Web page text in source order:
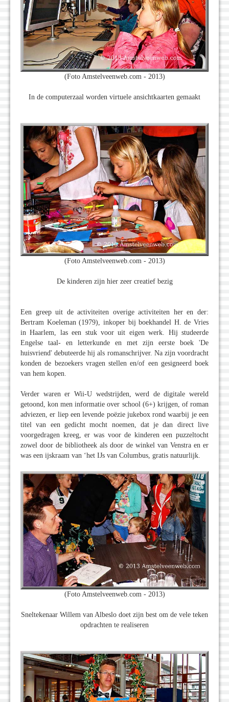
(Foto Amstelveenweb.com - 2013)
In de computerzaal worden virtuele ansichtkaarten gemaakt
(Foto Amstelveenweb.com - 2013)
De kinderen zijn hier zeer creatief bezig
Een greep uit de activiteiten overige activiteiten her en der:
Bertram Koeleman (1979), inkoper bij boekhandel H. de Vries
in Haarlem, las een stuk voor uit eigen werk. Hij studeerde
Engelse taal- en letterkunde en met zijn eerste boek 'De
huisvriend' debuteerde hij als romanschrijver. Na zijn voordracht
konden de bezoekers vragen stellen en/of een gesigneerd boek
van hem kopen.
Verder waren er Wii-U wedstrijden, werd de digitale wereld
getoond, kon men informatie over school (6+) krijgen, of roman
adviezen, er liep een levende poëzie jukebox rond waarbij je een
titel van een gedicht mocht noemen, dat je dan direct live
voorgedragen kreeg, er was voor de kinderen een puzzeltocht
zowel door de bibliotheek als door de winkel van Venstra en er
was een ijskraam van ‘het IJs van Columbus, gratis natuurlijk.
(Foto Amstelveenweb.com - 2013)
Sneltekenaar Willem van Albeslo doet zijn best om de vele teken
opdrachten te realiseren